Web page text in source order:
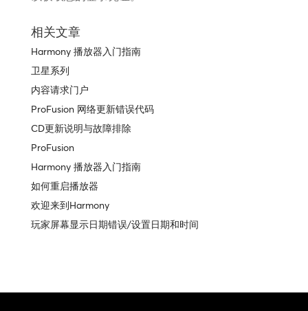
相关文章
Harmony 播放器入门指南
卫星系列
内容请求门户
ProFusion 网络更新错误代码
CD更新说明与故障排除
ProFusion
Harmony 播放器入门指南
如何重启播放器
欢迎来到Harmony
玩家屏幕显示日期错误/设置日期和时间